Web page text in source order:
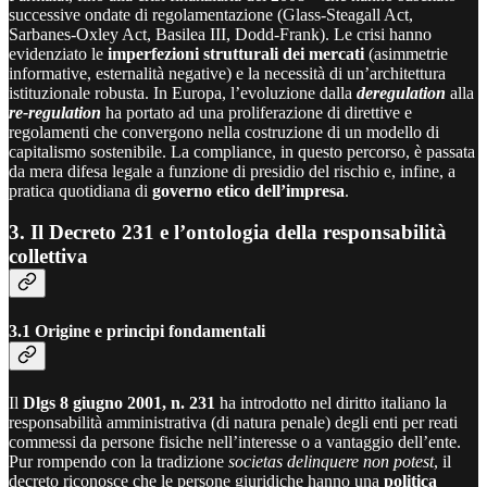
successive ondate di regolamentazione (Glass‑Steagall Act,
Sarbanes‑Oxley Act, Basilea III, Dodd‑Frank). Le crisi hanno
evidenziato le imperfezioni strutturali dei mercati (asimmetrie
informative, esternalità negative) e la necessità di un’architettura
istituzionale robusta. In Europa, l’evoluzione dalla deregulation alla
re‑regulation ha portato ad una proliferazione di direttive e
regolamenti che convergono nella costruzione di un modello di
capitalismo sostenibile. La compliance, in questo percorso, è passata
da mera difesa legale a funzione di presidio del rischio e, infine, a
pratica quotidiana di governo etico dell’impresa.
3. Il Decreto 231 e l’ontologia della responsabilità
collettiva
3.1 Origine e principi fondamentali
Il Dlgs 8 giugno 2001, n. 231 ha introdotto nel diritto italiano la
responsabilità amministrativa (di natura penale) degli enti per reati
commessi da persone fisiche nell’interesse o a vantaggio dell’ente.
Pur rompendo con la tradizione societas delinquere non potest, il
decreto riconosce che le persone giuridiche hanno una politica